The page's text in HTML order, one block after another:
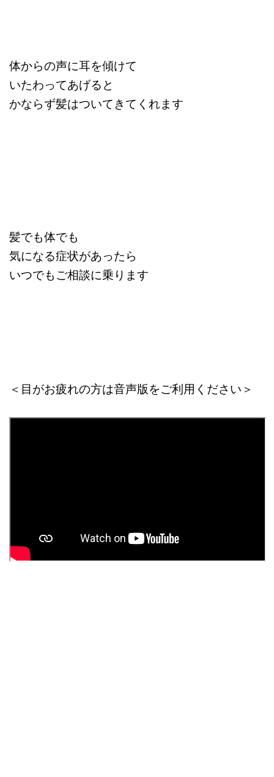
体からの声に耳を傾けて
いたわってあげると
かならず髪はついてきてくれます
髪でも体でも
気になる症状があったら
いつでもご相談に乗ります
＜目がお疲れの方は音声版をご利用ください＞